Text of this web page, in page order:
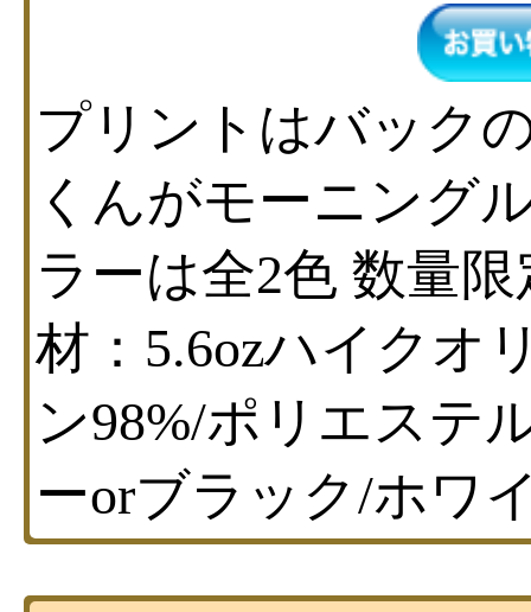
プリントはバック
くんがモーニング
ラーは全2色 数量
材：5.6ozハイクオ
ン98%/ポリエステ
ーorブラック/ホワ